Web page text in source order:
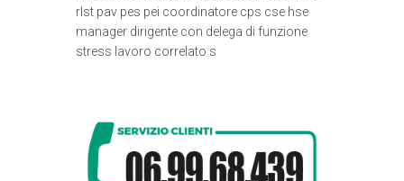
rlst pav pes pei coordinatore cps cse hse
manager dirigente con delega di funzione
stress lavoro correlato s